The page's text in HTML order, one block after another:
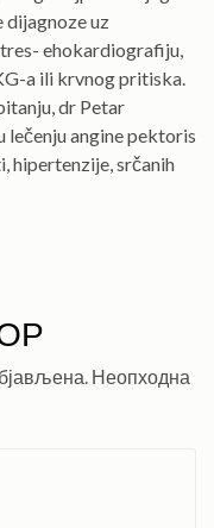
dijagnoze uz
ehokardiografiju,
a ili krvnog pritiska.
dr Petar
lečenju angine pektoris
hipertenzije, srčanih
Неопходна